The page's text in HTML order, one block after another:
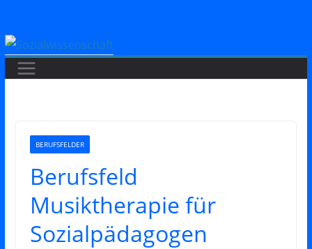
Inhalt
springen
BERUFSFELDER
Berufsfeld
Musiktherapie für
Sozialpädagogen